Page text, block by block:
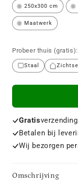
250x300 cm
Maatwerk
Probeer thuis (gratis):
Staal
Gratis
Betalen bij
Wij bezorgen
Omschrijving